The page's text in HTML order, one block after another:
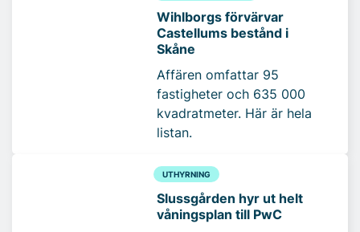
Wihlborgs förvärvar
Castellums bestånd i
Skåne
Affären omfattar 95
fastigheter och 635 000
kvadratmeter. Här är hela
listan.
UTHYRNING
Slussgården hyr ut helt
våningsplan till PwC